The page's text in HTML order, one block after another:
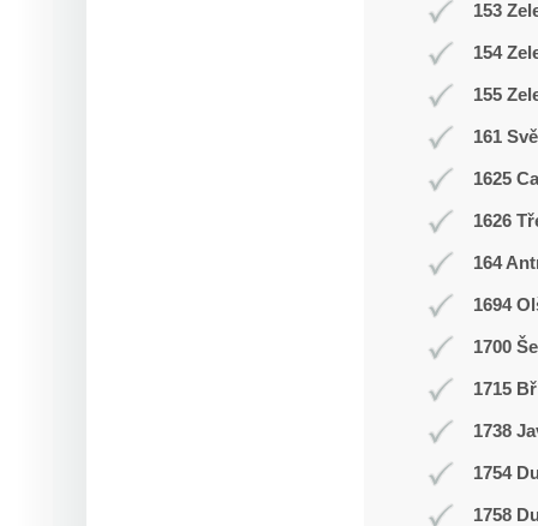
153
154
155
161
1625
1626
164
1694
1700
1715
1738
1754
1758